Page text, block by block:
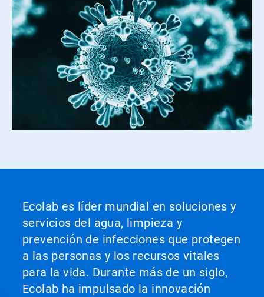
Ecolab es líder mundial en soluciones y
servicios del agua, limpieza y
prevención de infecciones que protegen
a las personas y los recursos vitales
para la vida. Durante más de un siglo,
Ecolab ha impulsado la innovación